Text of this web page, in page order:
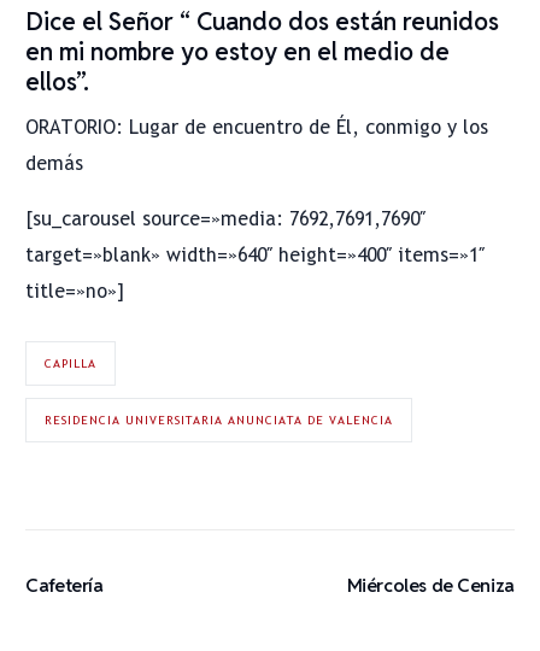
Dice el Señor “ Cuando dos están reunidos
en mi nombre yo estoy en el medio de
ellos”.
ORATORIO: Lugar de encuentro de Él, conmigo y los
demás
[su_carousel source=»media: 7692,7691,7690″
target=»blank» width=»640″ height=»400″ items=»1″
title=»no»]
CAPILLA
RESIDENCIA UNIVERSITARIA ANUNCIATA DE VALENCIA
Cafetería Miércoles de Ceniza